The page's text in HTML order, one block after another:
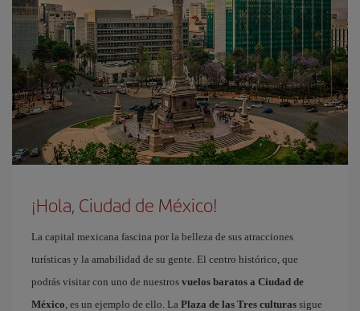
¡Hola, Ciudad de México!
La capital mexicana fascina por la belleza de sus atracciones
turísticas y la amabilidad de su gente. El centro histórico, que
podrás visitar con uno de nuestros vuelos baratos a Ciudad de
México, es un ejemplo de ello. La Plaza de las Tres culturas sigue